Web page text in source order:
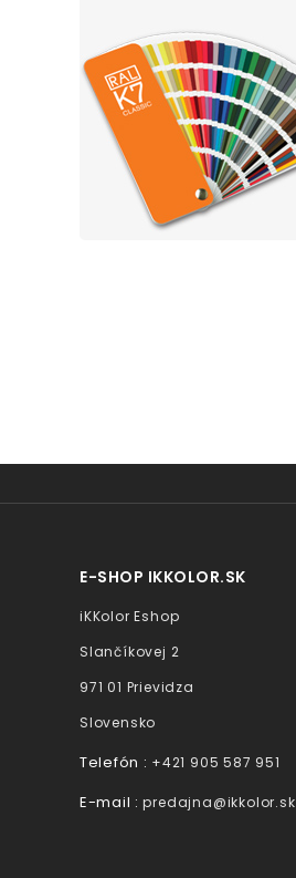
E-SHOP IKKOLOR.SK
iKKolor Eshop
Slančíkovej 2
971 01 Prievidza
Slovensko
Telefón : +421 905 587 951
E-mail :predajna@ikkolor.sk